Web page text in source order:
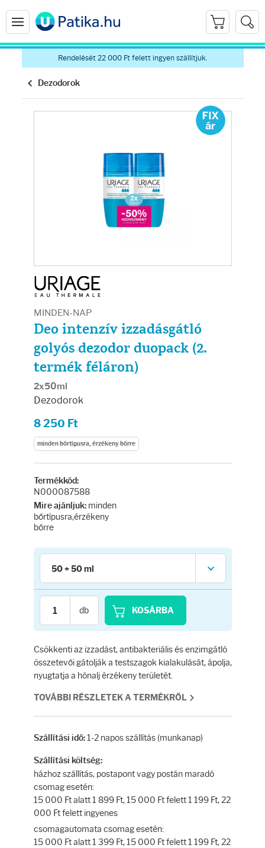
Rendelését 22 000 Ft felett ingyen szállítjuk.
Dezodorok
MINDEN-NAP
Deo intenzív izzadásgátló
golyós dezodor duopack (2.
termék féláron)
2x50ml
Dezodorok
8 250 Ft
minden bőrtípusra, érzékeny bőrre
Termékkód:
N000087588
Mire ajánljuk:minden
bőrtípusra,érzékeny
bőrre
db KOSÁRBA
Csökkenti az izzadást, antibakteriális és enzimgátló
összetevői gátolják a testszagok kialakulását, ápolja,
nyugtatja a hónalj érzékeny területét.
TOVÁBBI RÉSZLETEK A TERMÉKRŐL
Szállítási idő:1-2 napos szállítás (munkanap)
Szállítási költség:
házhoz szállítás, postapont vagy postán maradó
csomag esetén:
15 000 Ft alatt 1 899 Ft, 15 000 Ft felett 1 199 Ft, 22
000 Ft felett ingyenes
csomagautomata csomag esetén:
15 000 Ft alatt 1 399 Ft, 15 000 Ft felett 1 199 Ft, 22
Arcradírok
Arcmaszkok
Ajakápolók
Hajápolás
Samponok
Hajmaszkok
Hajhullás kezelése
Testápolás
Testápolók
Tisztálkodók
Kézkrémek
Egészség
Orrsprayk
Fogkrémek
Fényvédelem
Napozás előtt